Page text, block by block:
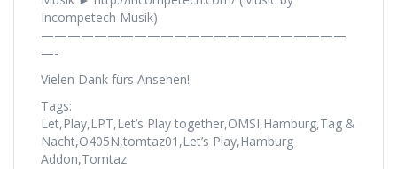
Incompetech Musik)
———————————————————————
—-
Vielen Dank fürs Ansehen!
Tags:
Let,Play,LPT,Let’s Play together,OMSI,Hamburg,Tag &
Nacht,O405N,tomtaz01,Let’s Play,Hamburg
Addon,Tomtaz